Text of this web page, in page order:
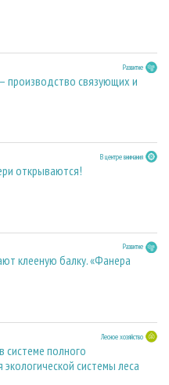
Развитие
производство связующих и
В центре внимания
открываются!
Развитие
клееную балку. «Фанера
Лесное хозяйство
системе полного
системы леса